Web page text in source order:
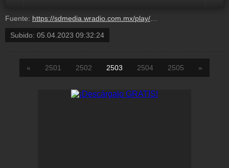
Fuente: https://sdmedia.wradio.com.mx/play/audios/2023/4/5/111RD010000000135619.mp3
Subido: 05.04.2023 09:32:24
« 2501 2502 2503 2504 2505 »